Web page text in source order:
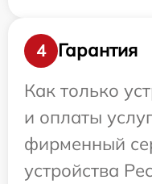
4
Гарантия
Как только
и оплаты
фирменный
устройства